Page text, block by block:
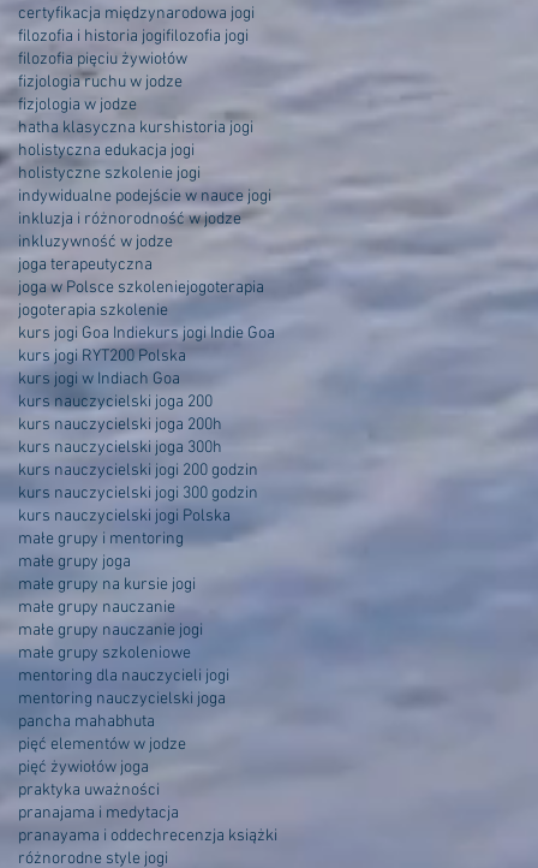
certyfikacja międzynarodowa jogi
filozofia i historia jogifilozofia jogi
filozofia pięciu żywiołów
fizjologia ruchu w jodze
fizjologia w jodze
hatha klasyczna kurshistoria jogi
holistyczna edukacja jogi
holistyczne szkolenie jogi
indywidualne podejście w nauce jogi
inkluzja i różnorodność w jodze
inkluzywność w jodze
joga terapeutyczna
joga w Polsce szkoleniejogoterapia
jogoterapia szkolenie
kurs jogi Goa Indiekurs jogi Indie Goa
kurs jogi RYT200 Polska
kurs jogi w Indiach Goa
kurs nauczycielski joga 200
kurs nauczycielski joga 200h
kurs nauczycielski joga 300h
kurs nauczycielski jogi 200 godzin
kurs nauczycielski jogi 300 godzin
kurs nauczycielski jogi Polska
małe grupy i mentoring
małe grupy joga
małe grupy na kursie jogi
małe grupy nauczanie
małe grupy nauczanie jogi
małe grupy szkoleniowe
mentoring dla nauczycieli jogi
mentoring nauczycielski joga
pancha mahabhuta
pięć elementów w jodze
pięć żywiołów joga
praktyka uważności
pranajama i medytacja
pranayama i oddechrecenzja książki
różnorodne style jogi